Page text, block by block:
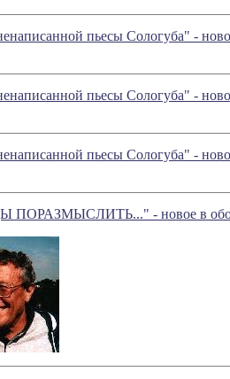
пьесы Сологуба" -
пьесы Сологуба" -
пьесы Сологуба" -
- новое в